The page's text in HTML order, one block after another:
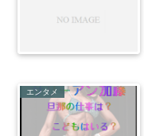
エンタメ